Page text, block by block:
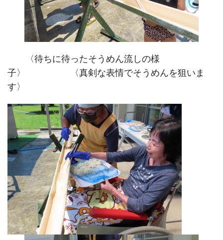
〈待ちに待ったそうめん流しの様
子〉 〈真剣な表情でそうめんを狙いま
す〉